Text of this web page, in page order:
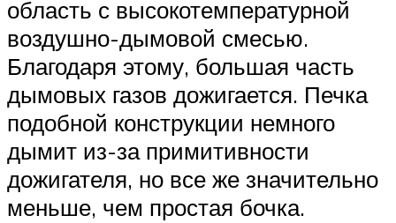
область с высокотемпературной
воздушно-дымовой смесью.
Благодаря этому, большая часть
дымовых газов дожигается. Печка
подобной конструкции немного
дымит из-за примитивности
дожигателя, но все же значительно
меньше, чем простая бочка.